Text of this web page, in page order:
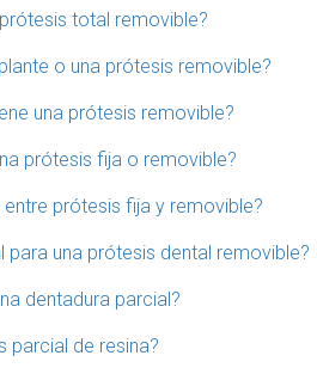
total removible?
o una prótesis removible?
una prótesis removible?
prótesis fija o removible?
entre prótesis fija y removible?
para una prótesis dental removible?
dentadura parcial?
parcial de resina?